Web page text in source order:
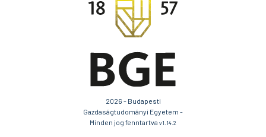
2026 - Budapesti
Gazdaságtudományi Egyetem -
Minden jog fenntartva v1.14.2